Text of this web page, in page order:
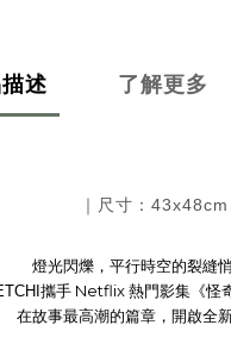
述 了解更多
｜尺寸：43x48cm
燈光閃爍，平行時空的裂縫悄
攜手Netflix 熱門影集《怪
在故事最高潮的篇章，開啟全新